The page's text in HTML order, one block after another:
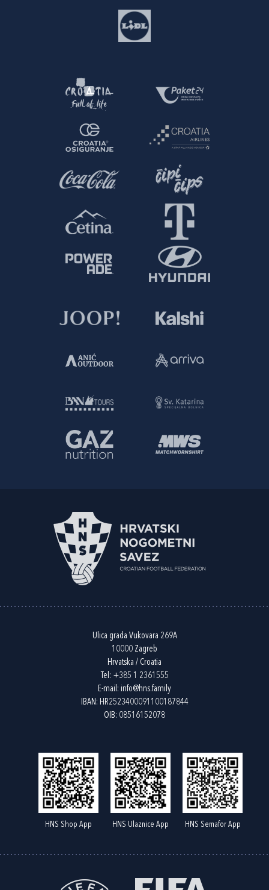
Ulica grada Vukovara 269A
10000 Zagreb
Hrvatska / Croatia
Tel: +385 1 2361555
E-mail: info@hns.family
IBAN: HR2523400091100187844
OIB: 08516152078
HNS Shop App HNS Ulaznice App HNS Semafor App